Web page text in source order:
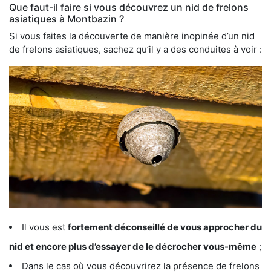
Que faut-il faire si vous découvrez un nid de frelons
asiatiques à Montbazin ?
Si vous faites la découverte de manière inopinée d’un nid
de frelons asiatiques, sachez qu’il y a des conduites à voir :
Il vous est fortement déconseillé de vous approcher du
nid et encore plus d’essayer de le décrocher vous-même ;
Dans le cas où vous découvrirez la présence de frelons